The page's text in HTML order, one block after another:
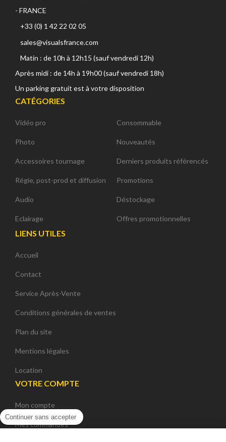
- FRANCE
+33 (0) 1 42 22 02 05
sales@visualsfrance.com
Matin : de 10h à 12h15 (sauf vendredi 12h)
Après midi : de 14h à 19h00 (sauf vendredi 18h)
Un parking gratuit est à votre disposition
CATÉGORIES
Vidéo pro
Photo
Accessoires tournage
Régie, post-prod et diffusion
Audio
Eclairage
Consommable
Nouveautés
Derniers produits référencés
Promotions
Déstockage
Offres promotionnelles
LIENS UTILES
Accueil
Contact
Service Après-Vente
Conditions générales de ventes
Plan du site
Mentions légales
Location
VOTRE COMPTE
Mon compte
Mes commandes
Continuer sans accepter